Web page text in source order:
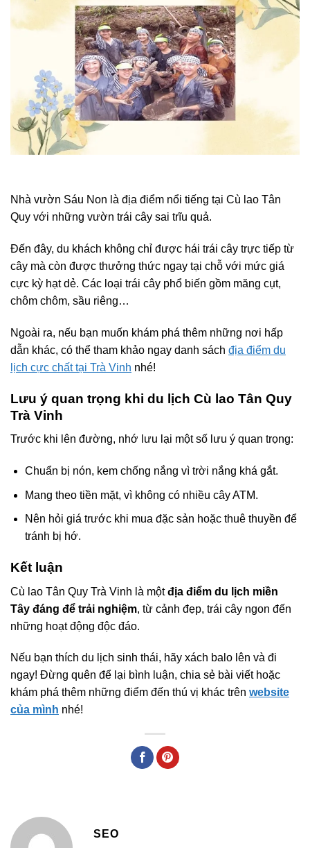
Nhà vườn Sáu Non là địa điểm nổi tiếng tại Cù lao Tân
Quy với những vườn trái cây sai trĩu quả.
Đến đây, du khách không chỉ được hái trái cây trực tiếp từ
cây mà còn được thưởng thức ngay tại chỗ với mức giá
cực kỳ hạt dẻ. Các loại trái cây phổ biến gồm măng cụt,
chôm chôm, sầu riêng…
Ngoài ra, nếu bạn muốn khám phá thêm những nơi hấp
dẫn khác, có thể tham khảo ngay danh sách địa điểm du
lịch cực chất tại Trà Vinh nhé!
Lưu ý quan trọng khi du lịch Cù lao Tân Quy
Trà Vinh
Trước khi lên đường, nhớ lưu lại một số lưu ý quan trọng:
Chuẩn bị nón, kem chống nắng vì trời nắng khá gắt.
Mang theo tiền mặt, vì không có nhiều cây ATM.
Nên hỏi giá trước khi mua đặc sản hoặc thuê thuyền để
tránh bị hớ.
Kết luận
Cù lao Tân Quy Trà Vinh là mộtđịa điểm du lịch miền
Tây đáng để trải nghiệm, từ cảnh đẹp, trái cây ngon đến
những hoạt động độc đáo.
Nếu bạn thích du lịch sinh thái, hãy xách balo lên và đi
ngay! Đừng quên để lại bình luận, chia sẻ bài viết hoặc
khám phá thêm những điểm đến thú vị khác trên website
của mình nhé!
SEO